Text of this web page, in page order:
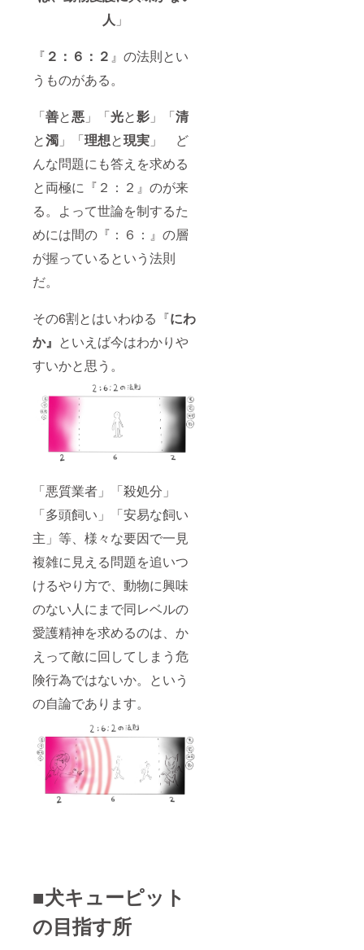
人 」
『 ２：６：２ 』の法則とい
うものがある。
「善と悪 」「光と影 」「清
と濁 」「理想と現実 」 ど
んな問題にも答えを求める
と両極に『２：２』のが来
る。よって世論を制するた
めには間の『：６：』の層
が握っているという法則
だ。
その6割とはいわゆる『にわ
か』 といえば今はわかりや
すいかと思う。
「悪質業者」「殺処分」
「多頭飼い」「安易な飼い
主」等、様々な要因で一見
複雑に見える問題を追いつ
けるやり方で、動物に興味
のない人にまで同レベルの
愛護精神を求めるのは、か
えって敵に回してしまう危
険行為ではないか。という
の自論であります。
■犬キューピット
の目指す所